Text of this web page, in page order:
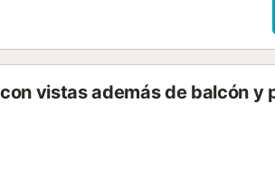
vistas además de balcón y